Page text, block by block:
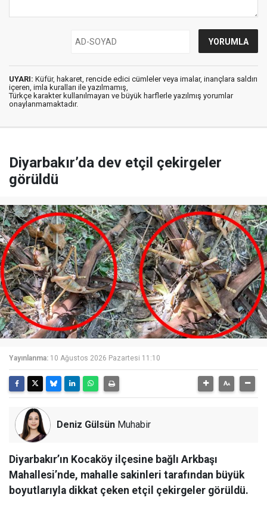
UYARI: Küfür, hakaret, rencide edici cümleler veya imalar, inançlara saldırı
içeren, imla kuralları ile yazılmamış,
Türkçe karakter kullanılmayan ve büyük harflerle yazılmış yorumlar
onaylanmamaktadır.
Diyarbakır’da dev etçil çekirgeler
görüldü
Yayınlanma: 10 Ağustos 2026 Pazartesi 11:10
Deniz Gülsün Muhabir
Diyarbakır’ın Kocaköy ilçesine bağlı Arkbaşı
Mahallesi’nde, mahalle sakinleri tarafından büyük
boyutlarıyla dikkat çeken etçil çekirgeler görüldü.